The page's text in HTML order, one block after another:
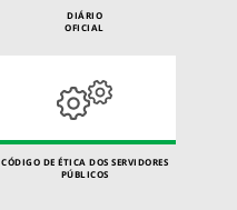
DIÁRIO
OFICIAL
CÓDIGO DE ÉTICA DOS SERVIDORES
PÚBLICOS